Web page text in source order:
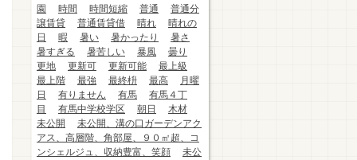
園
時間 時間短縮 普通
普通分
譲賃貸
普通賃貸借 晴れ
晴れの
日
暇 暑い 暑かったり
暑さ
暑すぎる
暑苦しい 暴風
曇り
更地
更新可 更新可能
最上級
最上階
最強 最終枡 最高
月曜
日
有りません 有馬
有馬４丁
目
有馬中学校学区 朝日
木材
未公開
未公開、溝の口ガーデンアク
アス、高層階、角部屋、９０㎡超、コ
ンシェルジュ、収納豊富、笑顔
未公